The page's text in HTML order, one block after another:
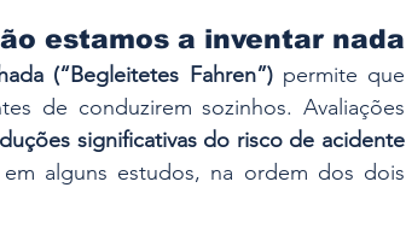
estamos a inventar nada
(“Begleitetes Fahren”) permite que
de conduzirem sozinhos. Avaliações
significativas do risco de acidente
alguns estudos, na ordem dos dois